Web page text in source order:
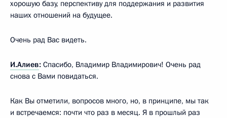
хорошую базу, перспективу для поддержания и развития
наших отношений на будущее.
Очень рад Вас видеть.
И.Алиев: Спасибо, Владимир Владимирович! Очень рад
снова с Вами повидаться.
Как Вы отметили, вопросов много, но, в принципе, мы так
и встречаемся: почти что раз в месяц. Я в прошлый раз